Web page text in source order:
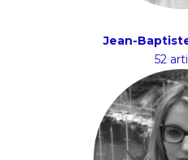
Jean-
52